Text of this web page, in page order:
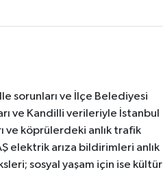
sorunları ve İlçe Belediyesi
ve Kandilli verileriyle İstanbul
ve köprülerdeki anlık trafik
elektrik arıza bildirimleri anlık
sosyal yaşam için ise kültür